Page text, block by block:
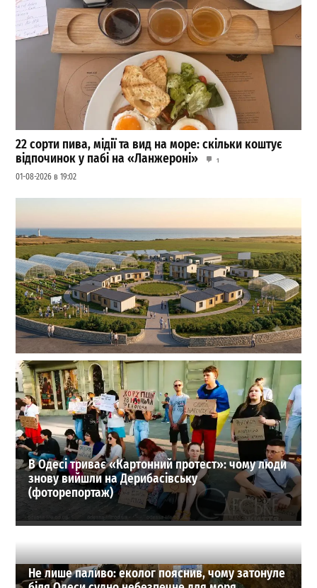
22 сорти пива, мідії та вид на море: скільки коштує
відпочинок у пабі на «Ланжероні»
1
01-08-2026 в 19:02
На Одещині хочуть створити нове містечко для
переселенців: що там буде
1
27-07-2026 в 19:31
ВИБІР РЕДАКЦІЇ
В Одесі триває «Картонний протест»: чому люди
знову вийшли на Дерибасівську
(фоторепортаж)
Не лише паливо: еколог пояснив, чому затонуле